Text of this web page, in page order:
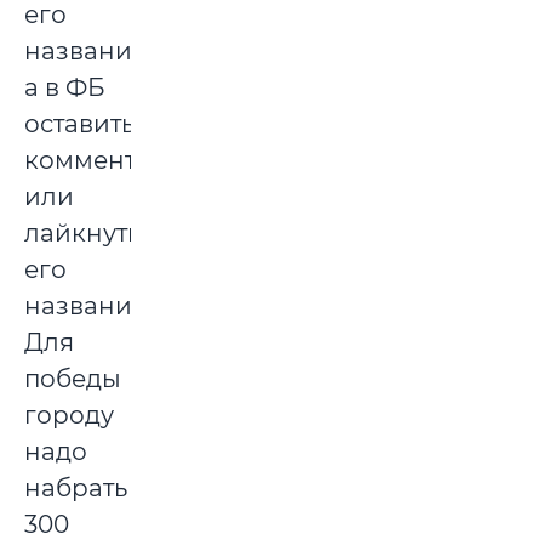
его
название,
а в ФБ
оставить
комментарий,
или
лайкнуть
его
название.
Для
победы
городу
надо
набрать
300